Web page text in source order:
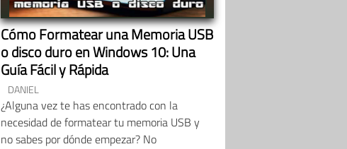
Cómo Formatear una Memoria USB
o disco duro en Windows 10: Una
Guía Fácil y Rápida
DANIEL
¿Alguna vez te has encontrado con la
necesidad de formatear tu memoria USB y
no sabes por dónde empezar? No